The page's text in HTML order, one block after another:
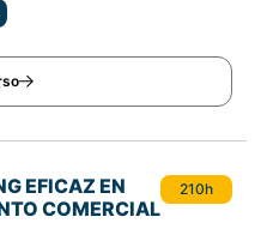
EFICAZ EN
COMERCIAL
210h